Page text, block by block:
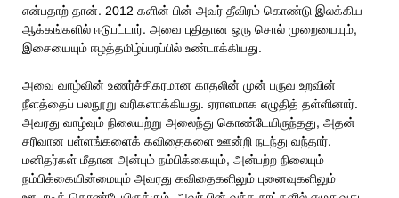
என்பதாற் தான். 2012 களின் பின் அவர் தீவிரம் கொண்டு இலக்கிய
ஆக்கங்களில் ஈடுபட்டார். அவை புதிதான ஒரு சொல் முறையையும்,
இசையையும் ஈழத்தமிழ்ப்பரப்பில் உண்டாக்கியது.
அவை வாழ்வின் உணர்ச்சிகரமான காதலின் முன் பருவ உறவின்
நீளத்தைப் பலநூறு வரிகளாக்கியது. ஏராளமாக எழுதித் தள்ளினார்.
அவரது வாழ்வும் நிலையற்று அலைந்து கொண்டேயிருந்தது, அதன்
சரிவான பள்ளங்களைக் கவிதைகளை ஊன்றி நடந்து வந்தார்.
மனிதர்கள் மீதான அன்பும் நம்பிக்கையும், அன்பற்ற நிலையும்
நம்பிக்கையின்மையும் அவரது கவிதைகளிலும் புனைவுகளிலும்